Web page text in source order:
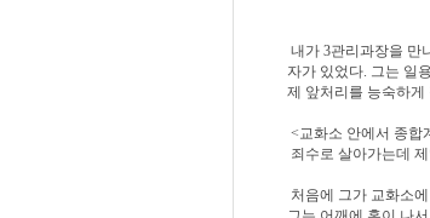
내가 3관리과장을 만
자가 있었다. 그는 일
제 앞처리를 능숙하게
<교화소 안에서 종합
죄수로 살아가는데
처음에 그가 교화소